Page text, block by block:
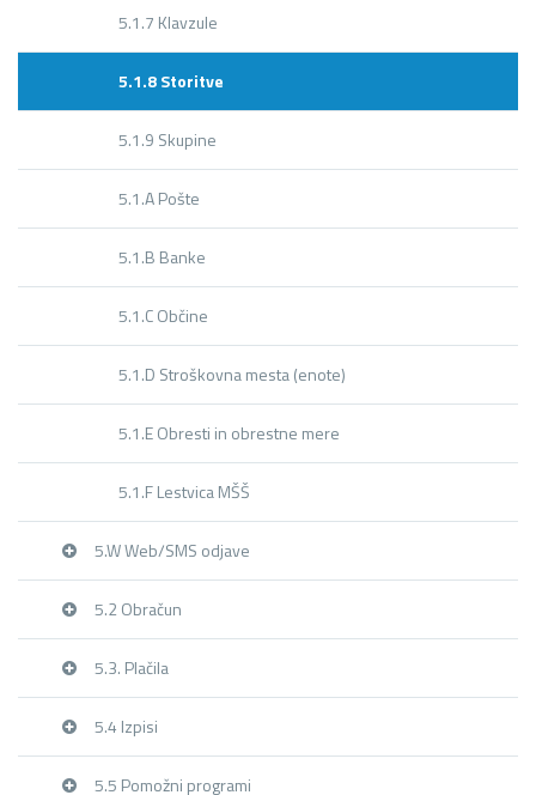
5.1.7 Klavzule
5.1.8 Storitve
5.1.9 Skupine
5.1.A Pošte
5.1.B Banke
5.1.C Občine
5.1.D Stroškovna mesta (enote)
5.1.E Obresti in obrestne mere
5.1.F Lestvica MŠŠ
5.W Web/SMS odjave
5.2 Obračun
5.3. Plačila
5.4 Izpisi
5.5 Pomožni programi